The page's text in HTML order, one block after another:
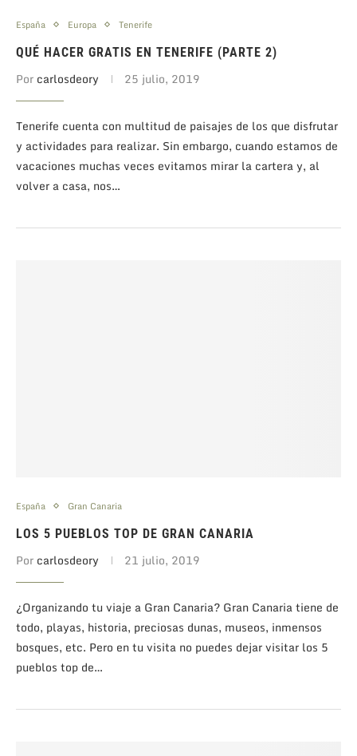
España Europa Tenerife
QUÉ HACER GRATIS EN TENERIFE (PARTE 2)
Por carlosdeory 25 julio, 2019
Tenerife cuenta con multitud de paisajes de los que disfrutar
y actividades para realizar. Sin embargo, cuando estamos de
vacaciones muchas veces evitamos mirar la cartera y, al
volver a casa, nos…
España Gran Canaria
LOS 5 PUEBLOS TOP DE GRAN CANARIA
Por carlosdeory 21 julio, 2019
¿Organizando tu viaje a Gran Canaria? Gran Canaria tiene de
todo, playas, historia, preciosas dunas, museos, inmensos
bosques, etc. Pero en tu visita no puedes dejar visitar los 5
pueblos top de…